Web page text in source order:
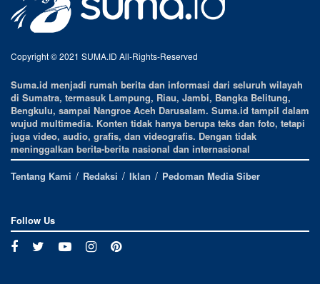
Copyright © 2021 SUMA.ID All-Rights-Reserved
Suma.id menjadi rumah berita dan informasi dari seluruh wilayah
di Sumatra, termasuk Lampung, Riau, Jambi, Bangka Belitung,
Bengkulu, sampai Nangroe Aceh Darusalam. Suma.id tampil dalam
wujud multimedia. Konten tidak hanya berupa teks dan foto, tetapi
juga video, audio, grafis, dan videografis. Dengan tidak
meninggalkan berita-berita nasional dan internasional
Tentang Kami
Redaksi Iklan Pedoman Media Siber
Follow Us